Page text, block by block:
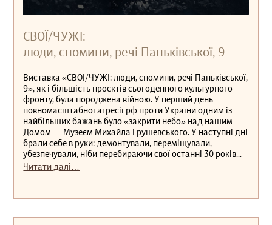
СВОЇ/ЧУЖІ:
люди, спомини, речі Паньківської, 9
Виставка «СВОЇ/ЧУЖІ: люди, спомини, речі Паньківської,
9», як і більшість проєктів сьогоденного культурного
фронту, була породжена війною. У перший день
повномасштабної агресії рф проти України одним із
найбільших бажань було «закрити небо» над нашим
Домом — Музеєм Михайла Грушевського. У наступні дні
брали себе в руки: демонтували, переміщували,
убезпечували, ніби перебираючи свої останні 30 років...
Читати далі…